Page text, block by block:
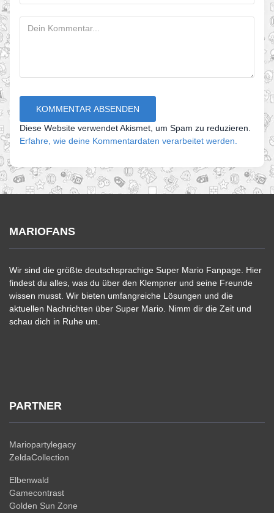
Diese Website verwendet Akismet, um Spam zu reduzieren.
Erfahre, wie deine Kommentardaten verarbeitet werden.
MARIOFANS
Wir sind die größte deutschsprachige Super Mario Fanpage. Hier
findest du alles, was du über den Klempner und seine Freunde
wissen musst. Wir bieten umfangreiche Lösungen und die
aktuellen Nachrichten über Super Mario. Nimm dir die Zeit und
schau dich in Ruhe um.
PARTNER
Mariopartylegacy
ZeldaCollection
Elbenwald
Gamecontrast
Golden Sun Zone